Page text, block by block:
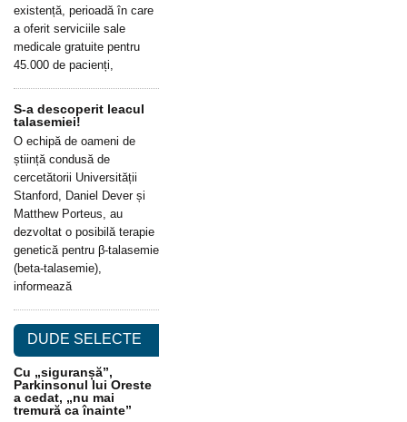
existență, perioadă în care
a oferit serviciile sale
medicale gratuite pentru
45.000 de pacienți,
S-a descoperit leacul
talasemiei!
O echipă de oameni de
știință condusă de
cercetătorii Universității
Stanford, Daniel Dever și
Matthew Porteus, au
dezvoltat o posibilă terapie
genetică pentru β-talasemie
(beta-talasemie),
informează
DUDE SELECTE
Cu „siguranșă”,
Parkinsonul lui Oreste
a cedat, „nu mai
tremură ca înainte”